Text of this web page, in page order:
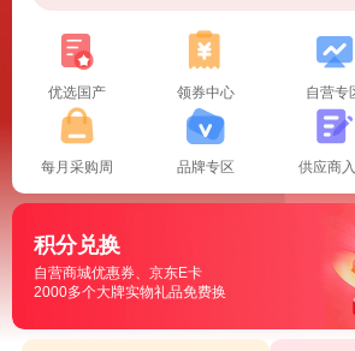
优选国产 领券中心 自营专
每月采购周 品牌专区 供应商
积分兑换
自营商城优惠券、京东E卡
2000多个大牌实物礼品免费换